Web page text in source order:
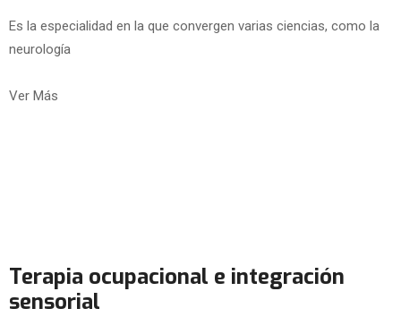
Es la especialidad en la que convergen varias ciencias, como la
neurología
Ver Más
Terapia ocupacional e integración
sensorial